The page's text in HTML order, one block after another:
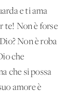
e ti ama
te! Non è forse
Non è roba
che
che si possa
amore è